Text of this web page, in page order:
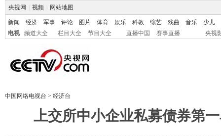
央视网 视频 网站地图
新闻 经济 军事 评论 图片 体育 娱乐 科教 综艺 戏曲 音乐
少儿
电视
频道大全 栏目大全 节目大全 直播中国 赛事直播 央视
中国网络电视台 > 经济台
上交所中小企业私募债券第